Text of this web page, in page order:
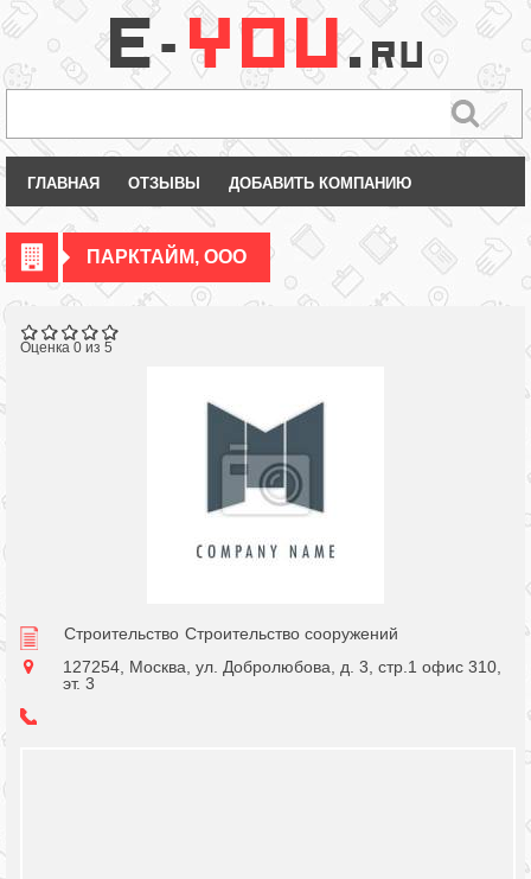
ГЛАВНАЯ ОТЗЫВЫ ДОБАВИТЬ КОМПАНИЮ
ПАРКТАЙМ, ООО
Оценка 0 из 5
Строительство Строительство сооружений
127254, Москва, ул. Добролюбова, д. 3, стр.1 офис 310,
эт. 3